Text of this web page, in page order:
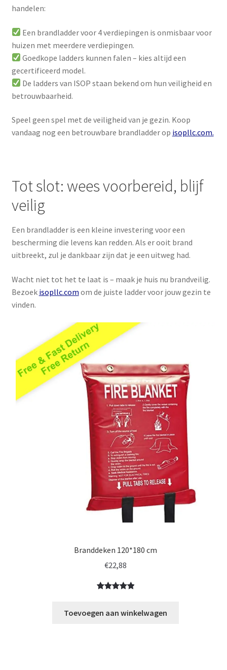
handelen:
Een brandladder voor 4 verdiepingen is onmisbaar voor
huizen met meerdere verdiepingen.
Goedkope ladders kunnen falen – kies altijd een
gecertificeerd model.
De ladders van ISOP staan bekend om hun veiligheid en
betrouwbaarheid.
Speel geen spel met de veiligheid van je gezin. Koop
vandaag nog een betrouwbare brandladder op isopllc.com.
Tot slot: wees voorbereid, blijf
veilig
Een brandladder is een kleine investering voor een
bescherming die levens kan redden. Als er ooit brand
uitbreekt, zul je dankbaar zijn dat je een uitweg had.
Wacht niet tot het te laat is – maak je huis nu brandveilig.
Bezoek isopllc.com om de juiste ladder voor jouw gezin te
vinden.
Branddeken 120*180 cm
€22,88
Toevoegen aan winkelwagen